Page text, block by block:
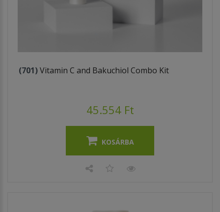
(701)Vitamin C and Bakuchiol Combo Kit
45.554 Ft
KOSÁRBA